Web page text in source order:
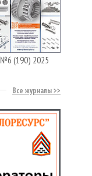
№6 (190) 2025
Все журналы